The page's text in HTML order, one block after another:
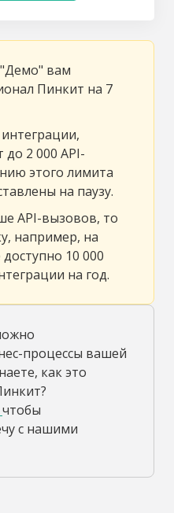
вам
Пинкит на 7
2 000 API-
этого лимита
на паузу.
API-вызовов, то
например, на
10 000
на год.
процессы вашей
как это
чтобы
с нашими